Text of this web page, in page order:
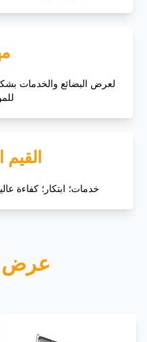
لعرض البضائع والخدمات
القيم
خدمات؛ ابتكار؛ كفاءة
عرض